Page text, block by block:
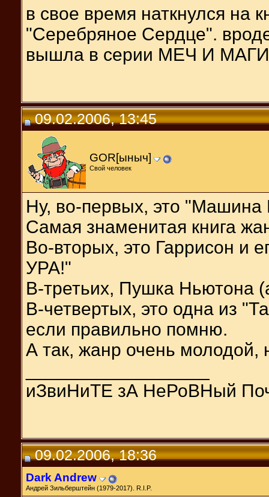
в свое время наткнулся на
"Серебряное Сердце".
вышла в серии МЕЧ И
09.02.2006, 13:45
GOR[ыныч]
Свой человек
Ну, во-первых, это "Машина
Самая знаменитая книга
Во-вторых, это Гаррисон и
УРА!"
В-третьих, Пушка Ньютона
В-четвертых, это одна из
если правильно помню.
А так, жанр очень молодой,
иЗвиНиТЕ зА НеРоВНый
09.02.2006, 18:36
Dark Andrew
Андрей Зильберштейн (1979-2017). R.I.P.